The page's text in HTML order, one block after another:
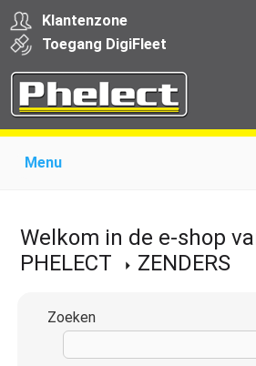
Klantenzone
Toegang DigiFleet
Menu
Producten voor transporteurs
Ondersteuning
Download
Welkom in de e-shop
PHELECT
ZENDERS
Zoeken